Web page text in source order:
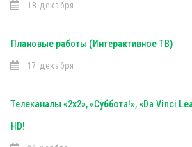
18 декабря
Плановые работы (Интерактивное ТВ)
17 декабря
Телеканалы «2х2», «Суббота!», «Da Vinci
HD!